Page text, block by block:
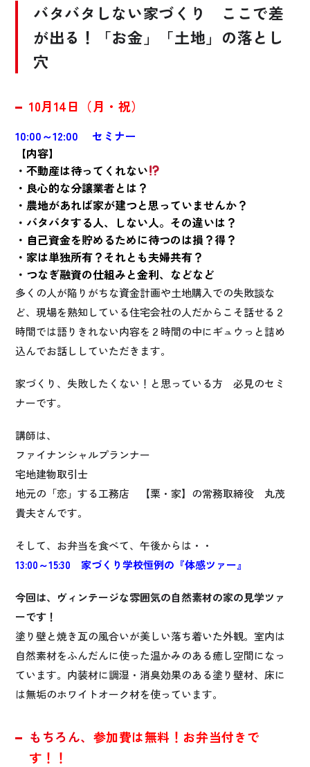
バタバタしない家づくり ここで差
が出る！「お金」「土地」の落とし
穴
10月14日（月・祝）
10:00～12:00 セミナー
【内容】
・不動産は待ってくれない
・良心的な分譲業者とは？
・農地があれば家が建つと思っていませんか？
・バタバタする人、しない人。その違いは？
・自己資金を貯めるために待つのは損？得？
・家は単独所有？それとも夫婦共有？
・つなぎ融資の仕組みと金利、などなど
多くの人が陥りがちな資金計画や土地購入での失敗談な
ど、現場を熟知している住宅会社の人だからこそ話せる２
時間では語りきれない内容を２時間の中にギュウっと詰め
込んでお話ししていただきます。
家づくり、失敗したくない！と思っている方 必見のセミ
ナーです。
講師は、
ファイナンシャルプランナー
宅地建物取引士
地元の「恋」する工務店 【栗・家】の常務取締役 丸茂
貴夫さんです。
そして、お弁当を食べて、午後からは・・
13:00～15:30 家づくり学校恒例の『体感ツァー』
今回は、ヴィンテージな雰囲気の自然素材の家の見学ツァ
ーです！
塗り壁と焼き瓦の風合いが美しい落ち着いた外観。室内は
自然素材をふんだんに使った温かみのある癒し空間になっ
ています。内装材に調湿・消臭効果のある塗り壁材、床に
は無垢のホワイトオーク材を使っています。
もちろん、 参加費は無料！お弁当付きで
す！！